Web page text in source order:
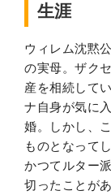
生涯
ウィレム沈黙
の実母。ザク
産を相続して
ナ自身が気に
婚。しかし、
ものとなって
かつてルター
切ったことが